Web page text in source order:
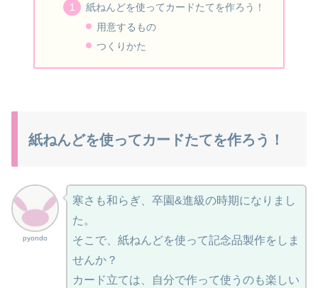
紙ねんどを使ってカードたてを作ろう！
用意するもの
つくりかた
紙ねんどを使ってカードたてを作ろう！
pyondo
寒さも和らぎ、卒園&進級の時期になりまし
た。
そこで、紙ねんどを使って記念品製作をしま
せんか？
カード立ては、自分で作って使うのも楽しい